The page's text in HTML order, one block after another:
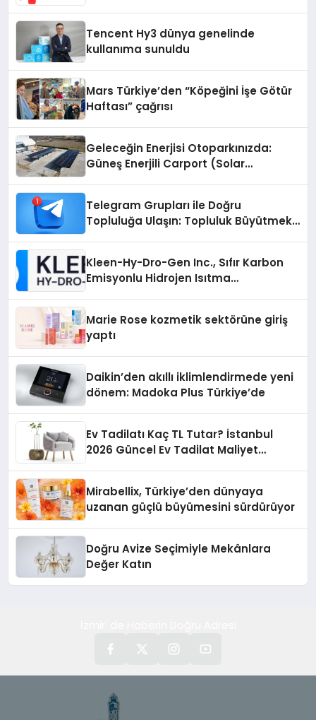
Tencent Hy3 dünya genelinde
kullanıma sunuldu
Mars Türkiye’den “Köpeğini İşe Götür
Haftası” çağrısı
Geleceğin Enerjisi Otoparkınızda:
Güneş Enerjili Carport (Solar
Telegram Grupları ile Doğru
Topluluğa Ulaşın: Topluluk Büyütmek
Kleen-Hy-Dro-Gen Inc., Sıfır Karbon
Emisyonlu Hidrojen Isıtma
Marie Rose kozmetik sektörüne giriş
yaptı
Daikin’den akıllı iklimlendirmede yeni
dönem: Madoka Plus Türkiye’de
Ev Tadilatı Kaç TL Tutar? İstanbul
2026 Güncel Ev Tadilat Maliyet
Mirabellix, Türkiye’den dünyaya
uzanan güçlü büyümesini sürdürüyor
Doğru Avize Seçimiyle Mekânlara
Değer Katın